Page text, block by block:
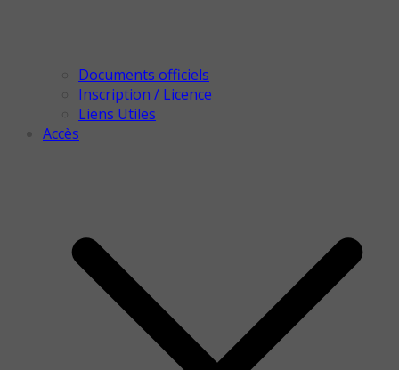
Documents officiels
Inscription / Licence
Liens Utiles
Accès